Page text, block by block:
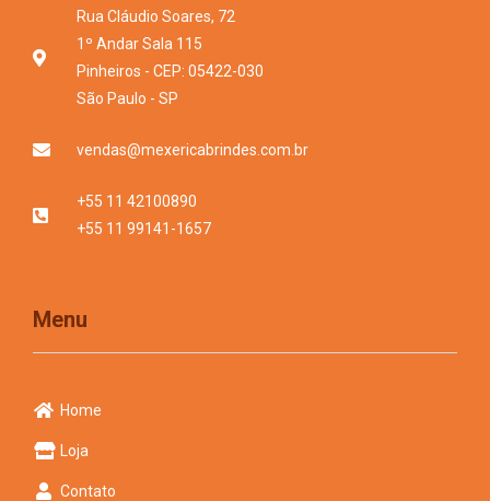
Rua Cláudio Soares, 72
1º Andar Sala 115
Pinheiros - CEP: 05422-030
São Paulo - SP
vendas@mexericabrindes.com.br
+55 11 42100890
+55 11 99141-1657
Menu
Home
Loja
Contato